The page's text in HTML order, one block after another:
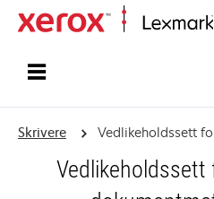
Skrivere Vedlikeholdssett